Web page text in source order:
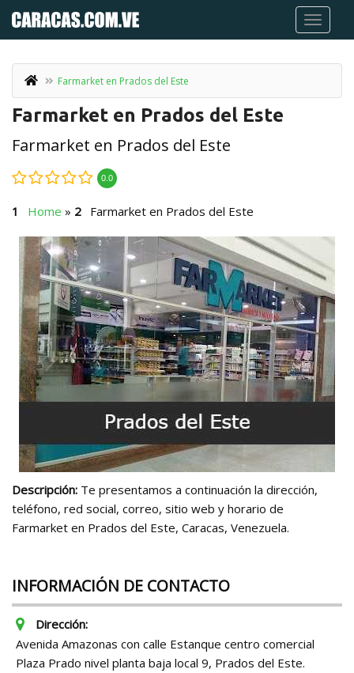
Farmarket en Prados del Este
Farmarket en Prados del Este
Farmarket en Prados del Este
0.0
Home » Farmarket en Prados del Este
Descripción: Te presentamos a continuación la dirección,
teléfono, red social, correo, sitio web y horario de
Farmarket en Prados del Este, Caracas, Venezuela.
INFORMACIÓN DE CONTACTO
Dirección:
Avenida Amazonas con calle Estanque centro comercial
Plaza Prado nivel planta baja local 9, Prados del Este.